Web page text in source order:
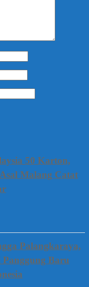
50 Karton,
Malang Catat
Palangkaraya,
Baru